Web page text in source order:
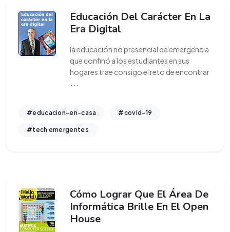
Educación Del Carácter En La
Era Digital
la educación no presencial de emergencia
que confinó a los estudiantes en sus
hogares trae consigo el reto de encontrar
...
#educacion-en-casa #covid-19
#tech emergentes
Cómo Lograr Que El Área De
Informática Brille En El Open
House